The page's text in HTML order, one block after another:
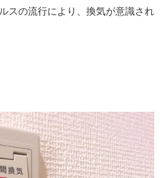
スの流行により、換気が意識され